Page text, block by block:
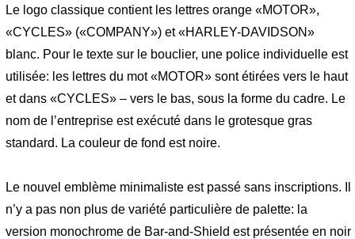
Le logo classique contient les lettres orange «MOTOR»,
«CYCLES» («COMPANY») et «HARLEY-DAVIDSON»
blanc. Pour le texte sur le bouclier, une police individuelle est
utilisée: les lettres du mot «MOTOR» sont étirées vers le haut
et dans «CYCLES» – vers le bas, sous la forme du cadre. Le
nom de l’entreprise est exécuté dans le grotesque gras
standard. La couleur de fond est noire.
Le nouvel emblème minimaliste est passé sans inscriptions. Il
n’y a pas non plus de variété particulière de palette: la
version monochrome de Bar-and-Shield est présentée en noir